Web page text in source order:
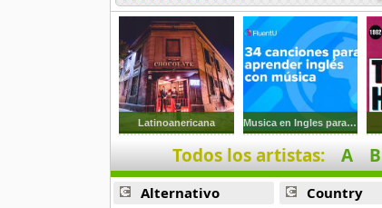
Bachata Hits
13 músicas online
Bachateame Mama
12 músicas online
Binomio De Oro
145 músicas online
Latinoanericana Musica en Ingles para jugar Basquet
Todos los artistas: A B
Alternativo
Country